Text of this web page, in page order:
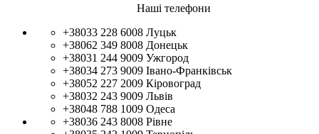
Наші телефони
+38033 228 6008 Луцьк
+38062 349 8008 Донецьк
+38031 244 9009 Ужгород
+38034 273 9009 Івано-Франківськ
+38052 227 2009 Кіровоград
+38032 243 9009 Львів
+38048 788 1009 Одеса
+38036 243 8008 Рівне